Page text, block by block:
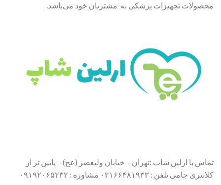
محصولات تجهیزات پزشکی به مشتریان خود می‌باشد.
تماس با ارلین شاپ :تهران – خیابان ولیعصر (عج) – پایین تر از
کلانتری جامی تلفن : ۰۲۱۶۶۴۸۱۹۳۳ مشاوره : ۰۹۱۹۲۰۶۵۲۳۲